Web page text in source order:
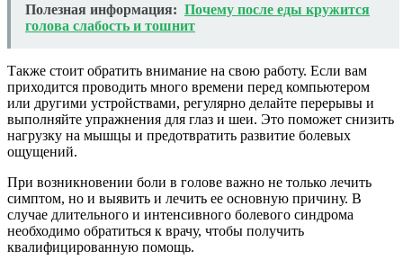
Полезная информация: Почему после еды кружится
голова слабость и тошнит
Также стоит обратить внимание на свою работу. Если вам
приходится проводить много времени перед компьютером
или другими устройствами, регулярно делайте перерывы и
выполняйте упражнения для глаз и шеи. Это поможет снизить
нагрузку на мышцы и предотвратить развитие болевых
ощущений.
При возникновении боли в голове важно не только лечить
симптом, но и выявить и лечить ее основную причину. В
случае длительного и интенсивного болевого синдрома
необходимо обратиться к врачу, чтобы получить
квалифицированную помощь.